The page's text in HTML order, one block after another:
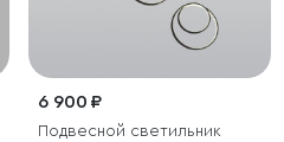
6 900 ₽
Подвесной светильник